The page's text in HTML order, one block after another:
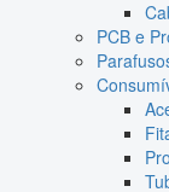
PCB e